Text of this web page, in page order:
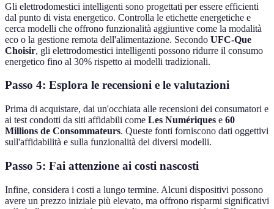
Gli elettrodomestici intelligenti sono progettati per essere efficienti
dal punto di vista energetico. Controlla le etichette energetiche e
cerca modelli che offrono funzionalità aggiuntive come la modalità
eco o la gestione remota dell'alimentazione. Secondo UFC-Que
Choisir, gli elettrodomestici intelligenti possono ridurre il consumo
energetico fino al 30% rispetto ai modelli tradizionali.
Passo 4: Esplora le recensioni e le valutazioni
Prima di acquistare, dai un'occhiata alle recensioni dei consumatori e
ai test condotti da siti affidabili come Les Numériques e 60
Millions de Consommateurs. Queste fonti forniscono dati oggettivi
sull'affidabilità e sulla funzionalità dei diversi modelli.
Passo 5: Fai attenzione ai costi nascosti
Infine, considera i costi a lungo termine. Alcuni dispositivi possono
avere un prezzo iniziale più elevato, ma offrono risparmi significativi